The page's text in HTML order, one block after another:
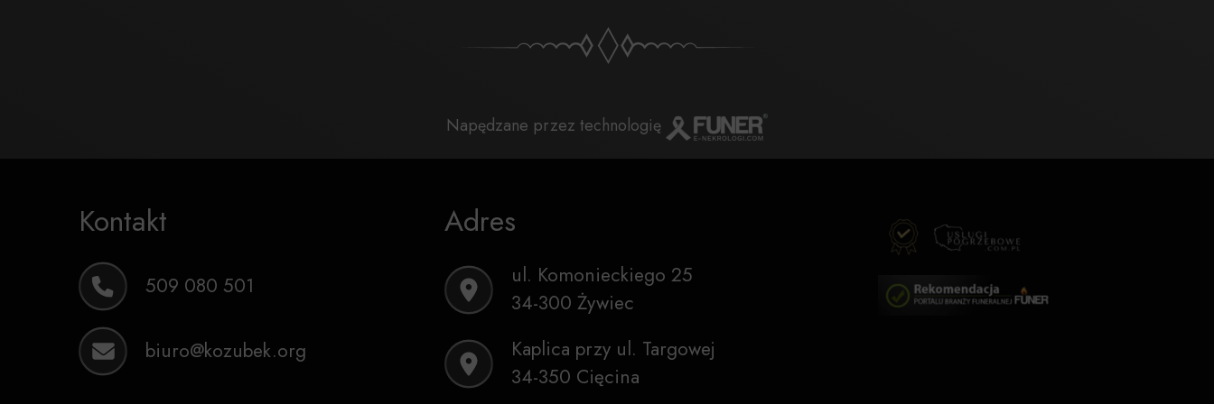
Napędzane przez technologię
Kontakt
509 080 501
biuro@kozubek.org
Adres
ul. Komonieckiego 25
34-300 Żywiec
Kaplica przy ul. Targowej
34-350 Cięcina